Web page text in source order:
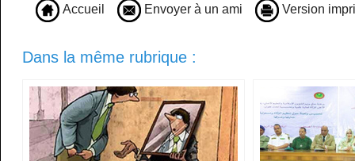
Accueil Envoyer à un ami Version
Dans la même rubrique :